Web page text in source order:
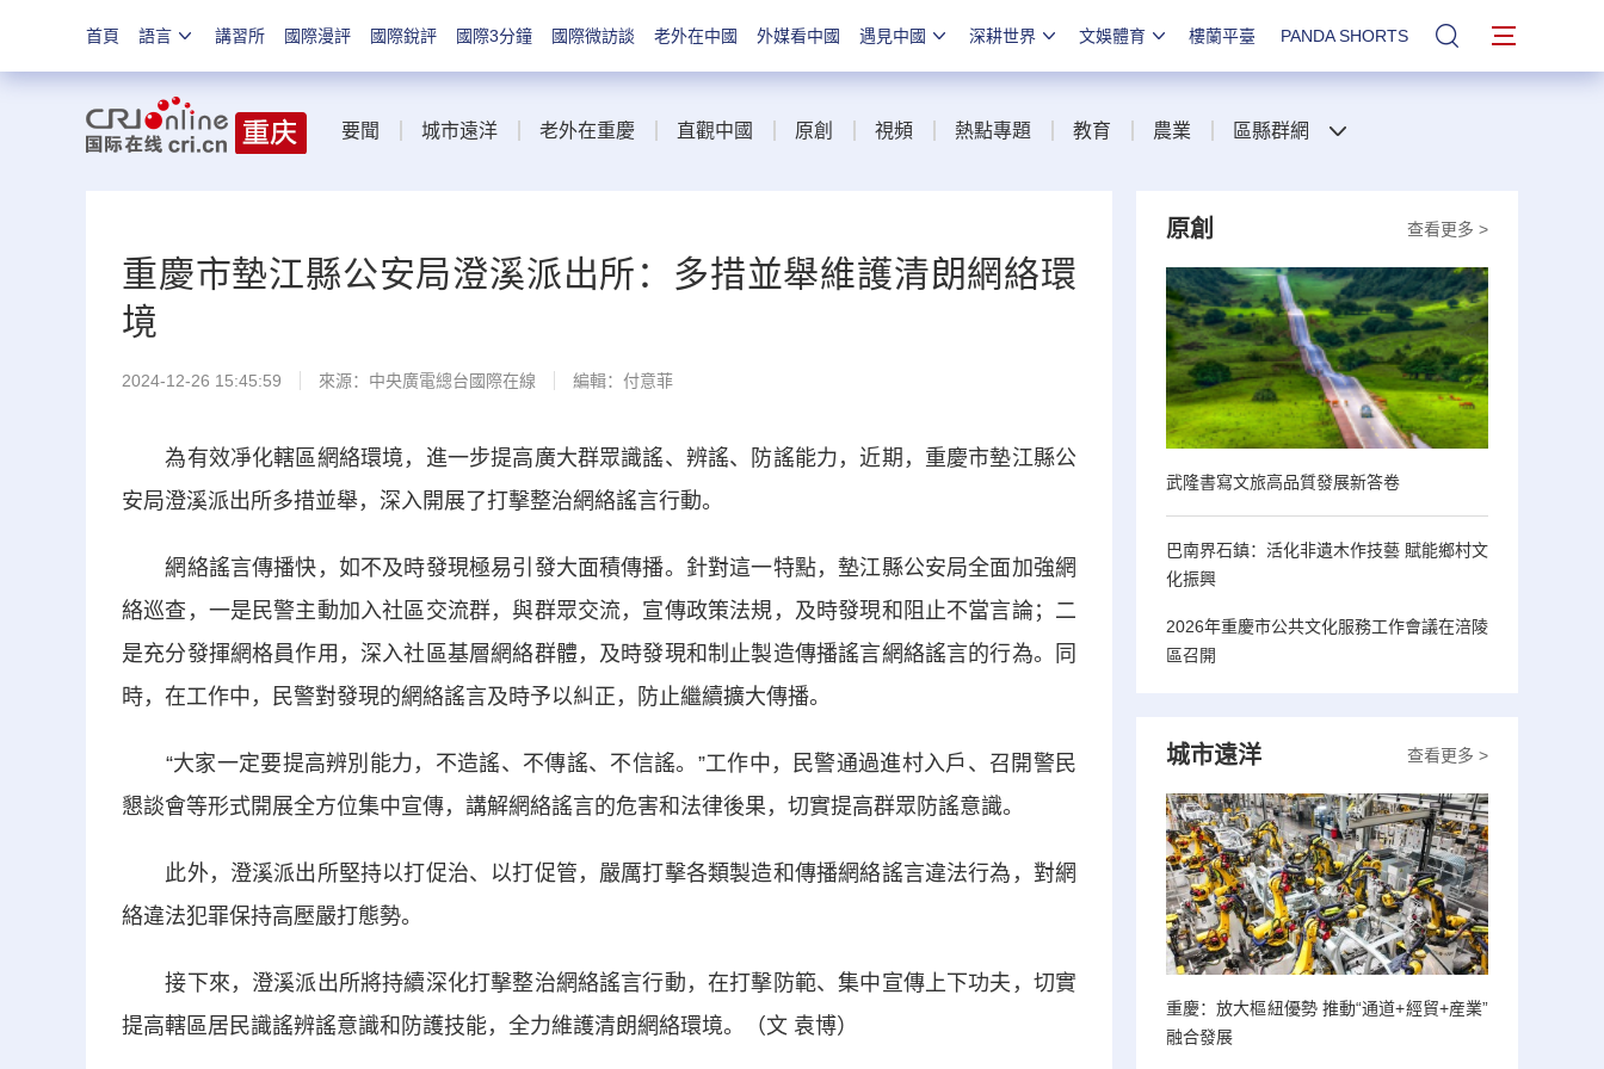
首頁 語言 講習所 國際漫評 國際銳評 國際3分鐘 國際微訪談 老外在中國 外媒看中國 遇見中國 深耕世界 文娛體育 樓蘭平臺 PANDA SHORTS 站內搜索
要聞 城市遠洋 老外在重慶 直觀中國 原創 視頻 熱點專題 教育 農業 區縣群網
重慶市墊江縣公安局澄溪派出所：多措並舉維護清朗網絡環
境
2024-12-26 15:45:59 來源：中央廣電總台國際在線 編輯：付意菲
為有效凈化轄區網絡環境，進一步提高廣大群眾識謠、辨謠、防謠能力，近期，重慶市墊江縣公
安局澄溪派出所多措並舉，深入開展了打擊整治網絡謠言行動。
網絡謠言傳播快，如不及時發現極易引發大面積傳播。針對這一特點，墊江縣公安局全面加強網
絡巡查，一是民警主動加入社區交流群，與群眾交流，宣傳政策法規，及時發現和阻止不當言論；二
是充分發揮網格員作用，深入社區基層網絡群體，及時發現和制止製造傳播謠言網絡謠言的行為。同
時，在工作中，民警對發現的網絡謠言及時予以糾正，防止繼續擴大傳播。
“大家一定要提高辨別能力，不造謠、不傳謠、不信謠。”工作中，民警通過進村入戶、召開警民
懇談會等形式開展全方位集中宣傳，講解網絡謠言的危害和法律後果，切實提高群眾防謠意識。
此外，澄溪派出所堅持以打促治、以打促管，嚴厲打擊各類製造和傳播網絡謠言違法行為，對網
絡違法犯罪保持高壓嚴打態勢。
接下來，澄溪派出所將持續深化打擊整治網絡謠言行動，在打擊防範、集中宣傳上下功夫，切實
提高轄區居民識謠辨謠意識和防護技能，全力維護清朗網絡環境。（文 袁博）
查看更多 >
原創
武隆書寫文旅高品質發展新答卷
巴南界石鎮：活化非遺木作技藝 賦能鄉村文
化振興
2026年重慶市公共文化服務工作會議在涪陵
區召開
查看更多 >
城市遠洋
重慶：放大樞紐優勢 推動“通道+經貿+産業”
融合發展